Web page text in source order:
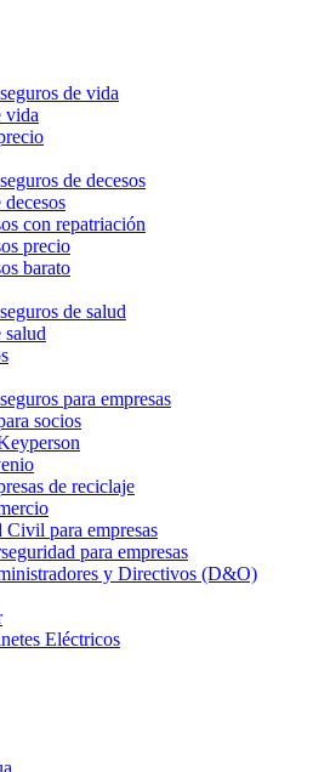
de vida
vida
de decesos
con repatriación
precio
barato
de salud
salud
para empresas
socios
de reciclaje
Civil para empresas
para empresas
y Directivos (D&O)
Eléctricos